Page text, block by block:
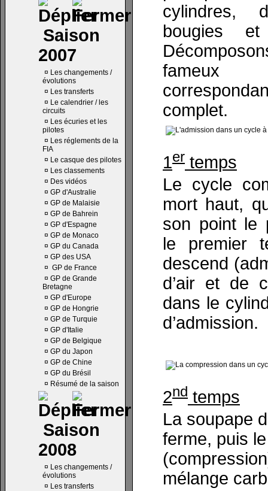
Saison
2007
¤ Les changements /
évolutions
¤ Les transferts
¤ Le calendrier / les
circuits
¤ Les écuries et les
pilotes
¤ Les réglements de la
FIA
¤ Le casque des pilotes
¤ Les classements
¤ Des vidéos
¤ GP d'Australie
¤ GP de Malaisie
¤ GP de Bahrein
¤ GP d'Espagne
¤ GP de Monaco
¤ GP du Canada
¤ GP des USA
¤ GP de France
¤ GP de Grande
Bretagne
¤ GP d'Europe
¤ GP de Hongrie
¤ GP de Turquie
¤ GP d'Italie
¤ GP de Belgique
¤ GP du Japon
¤ GP de Chine
¤ GP du Brésil
¤ Résumé de la saison
Saison
2008
¤ Les changements /
évolutions
¤ Les transferts
cylindres,
bougies et
fameux
complet.
1er temps
Le cycle
mort haut,
son point le
le premier
descend
d’air et de
dans le
d’admission.
2nd temps
La soupape
ferme, puis
mélange